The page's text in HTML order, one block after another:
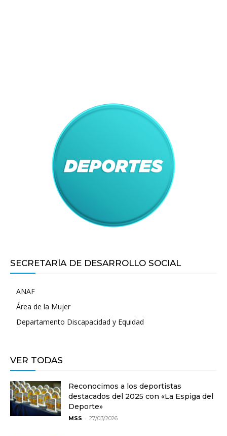
SECRETARÍA DE DESARROLLO SOCIAL
ANAF
Área de la Mujer
Departamento Discapacidad y Equidad
VER TODAS
Reconocimos a los deportistas
destacados del 2025 con «La Espiga del
Deporte»
MSS - 27/03/2026